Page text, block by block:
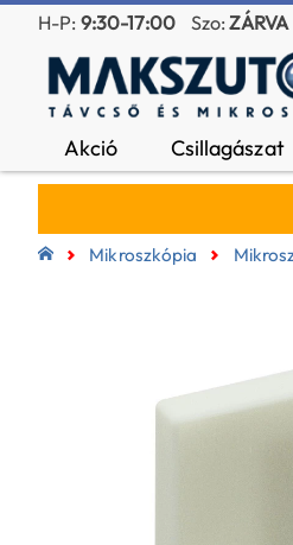
H-P: 9:30-17:00 Szo:ZÁRVA
Akció Csillagászat
Mikroszkópia